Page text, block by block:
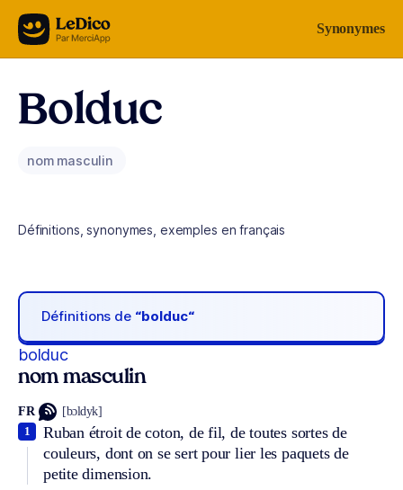
Aller au contenu Synonymes
Bolduc
nom masculin
Définitions, synonymes, exemples en français
Définitions de “bolduc“
bolduc
nom masculin
FR [bɔldyk]
Ruban étroit de coton, de fil, de toutes sortes de
couleurs, dont on se sert pour lier les paquets de
petite dimension.
1